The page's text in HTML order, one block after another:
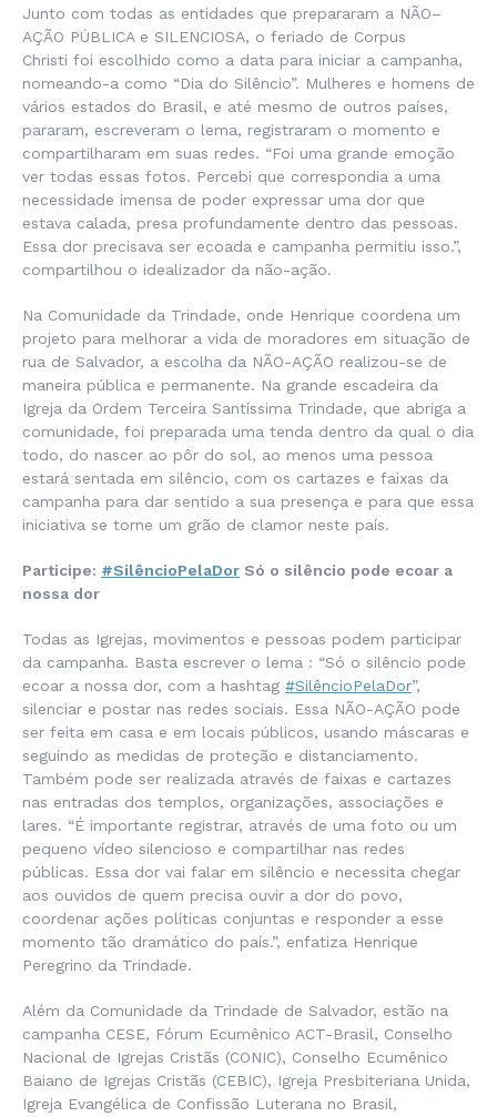
Junto com todas as entidades que prepararam a NÃO–
AÇÃO PÚBLICA e SILENCIOSA, o feriado de Corpus
Christi foi escolhido como a data para iniciar a campanha,
nomeando-a como “Dia do Silêncio”. Mulheres e homens de
vários estados do Brasil, e até mesmo de outros países,
pararam, escreveram o lema, registraram o momento e
compartilharam em suas redes. “Foi uma grande emoção
ver todas essas fotos. Percebi que correspondia a uma
necessidade imensa de poder expressar uma dor que
estava calada, presa profundamente dentro das pessoas.
Essa dor precisava ser ecoada e campanha permitiu isso.”,
compartilhou o idealizador da não-ação.
Na Comunidade da Trindade, onde Henrique coordena um
projeto para melhorar a vida de moradores em situação de
rua de Salvador, a escolha da NÃO-AÇÃO realizou-se de
maneira pública e permanente. Na grande escadeira da
Igreja da Ordem Terceira Santíssima Trindade, que abriga a
comunidade, foi preparada uma tenda dentro da qual o dia
todo, do nascer ao pôr do sol, ao menos uma pessoa
estará sentada em silêncio, com os cartazes e faixas da
campanha para dar sentido a sua presença e para que essa
iniciativa se torne um grão de clamor neste país.
Participe: #SilêncioPelaDor Só o silêncio pode ecoar a
nossa dor
Todas as Igrejas, movimentos e pessoas podem participar
da campanha. Basta escrever o lema : “Só o silêncio pode
ecoar a nossa dor, com a hashtag #SilêncioPelaDor”,
silenciar e postar nas redes sociais. Essa NÃO-AÇÃO pode
ser feita em casa e em locais públicos, usando máscaras e
seguindo as medidas de proteção e distanciamento.
Também pode ser realizada através de faixas e cartazes
nas entradas dos templos, organizações, associações e
lares. “É importante registrar, através de uma foto ou um
pequeno vídeo silencioso e compartilhar nas redes
públicas. Essa dor vai falar em silêncio e necessita chegar
aos ouvidos de quem precisa ouvir a dor do povo,
coordenar ações políticas conjuntas e responder a esse
momento tão dramático do país.”, enfatiza Henrique
Peregrino da Trindade.
Além da Comunidade da Trindade de Salvador, estão na
campanha CESE, Fórum Ecumênico ACT-Brasil, Conselho
Nacional de Igrejas Cristãs (CONIC), Conselho Ecumênico
Baiano de Igrejas Cristãs (CEBIC), Igreja Presbiteriana Unida,
Igreja Evangélica de Confissão Luterana no Brasil,